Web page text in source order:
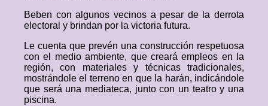
Beben con algunos vecinos a pesar de la derrota
electoral y brindan por la victoria futura.
Le cuenta que prevén una construcción respetuosa
con el medio ambiente, que creará empleos en la
región, con materiales y técnicas tradicionales,
mostrándole el terreno en que la harán, indicándole
que será una mediateca, junto con un teatro y una
piscina.